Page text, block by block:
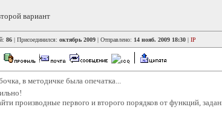
вариант
86 | Присоединился: октябрь 2009 | Отправлено: 14 нояб. 2009 18:30 | IP
в методичке была опечатка...
производные первого и второго порядков от функций,